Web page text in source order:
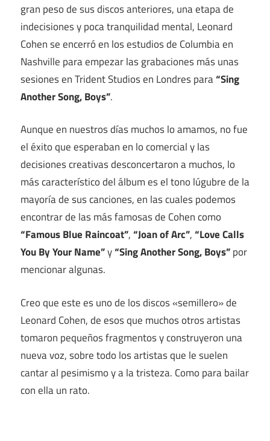
gran peso de sus discos anteriores, una etapa de
indecisiones y poca tranquilidad mental, Leonard
Cohen se encerró en los estudios de Columbia en
Nashville para empezar las grabaciones más unas
sesiones en Trident Studios en Londres para“Sing
Another Song, Boys”.
Aunque en nuestros días muchos lo amamos, no fue
el éxito que esperaban en lo comercial y las
decisiones creativas desconcertaron a muchos, lo
más característico del álbum es el tono lúgubre de la
mayoría de sus canciones, en las cuales podemos
encontrar de las más famosas de Cohen como
“Famous Blue Raincoat”,“Joan of Arc”,“Love Calls
You By Your Name”y“Sing Another Song, Boys”por
mencionar algunas.
Creo que este es uno de los discos «semillero» de
Leonard Cohen, de esos que muchos otros artistas
tomaron pequeños fragmentos y construyeron una
nueva voz, sobre todo los artistas que le suelen
cantar al pesimismo y a la tristeza. Como para bailar
con ella un rato.